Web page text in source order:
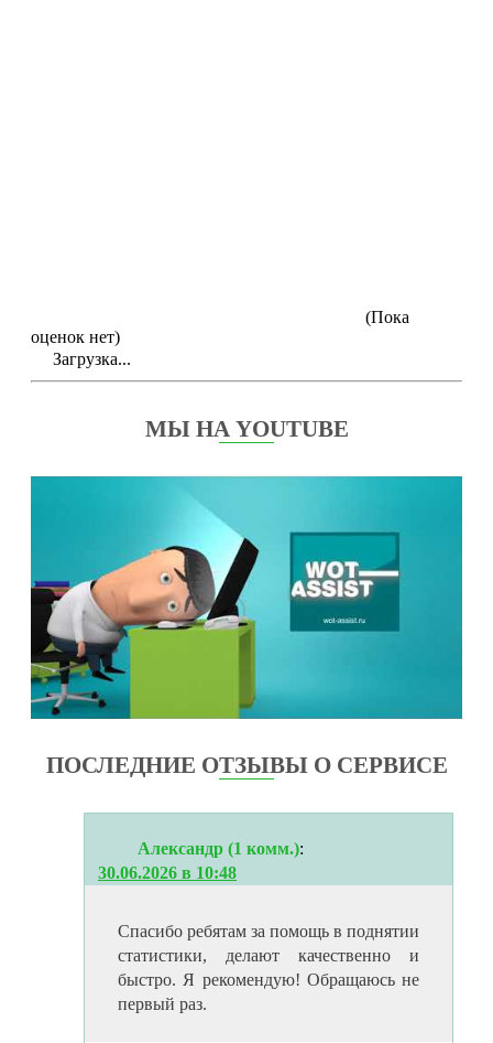
(Пока
оценок нет)
Загрузка...
МЫ НА YOUTUBE
ПОСЛЕДНИЕ ОТЗЫВЫ О СЕРВИСЕ
Александр (1 комм.):
30.06.2026 в 10:48
Спасибо ребятам за помощь в поднятии
статистики, делают качественно и
быстро. Я рекомендую! Обращаюсь не
первый раз.